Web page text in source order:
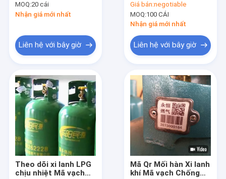
Yêu cầu báo giá
Theo dõi xi lanh LPG
Hệ thống theo dõi xi lanh
Theo dõi khí LPG
Máy chiết rót xi lanh khí LPG
Quy mô chiết rót xi lanh
Mã vạch xi lanh
dõi
MOQ:20 cái
Nhận giá mới nhất
Liên hệ với bây giờ
Giá bán:negotiable
MOQ:100 CÁI
Nhận giá mới nhất
Liên hệ với bây giờ
Theo dõi xi lanh LPG
chịu nhiệt Mã vạch
Mã Qr Mối hàn Xi lanh
khí Mã vạch Chống